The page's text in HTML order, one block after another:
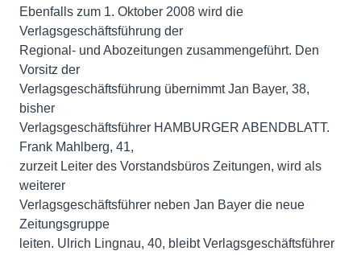
Ebenfalls zum 1. Oktober 2008 wird die
Verlagsgeschäftsführung der
Regional- und Abozeitungen zusammengeführt. Den
Vorsitz der
Verlagsgeschäftsführung übernimmt Jan Bayer, 38,
bisher
Verlagsgeschäftsführer HAMBURGER ABENDBLATT.
Frank Mahlberg, 41,
zurzeit Leiter des Vorstandsbüros Zeitungen, wird als
weiterer
Verlagsgeschäftsführer neben Jan Bayer die neue
Zeitungsgruppe
leiten. Ulrich Lingnau, 40, bleibt Verlagsgeschäftsführer